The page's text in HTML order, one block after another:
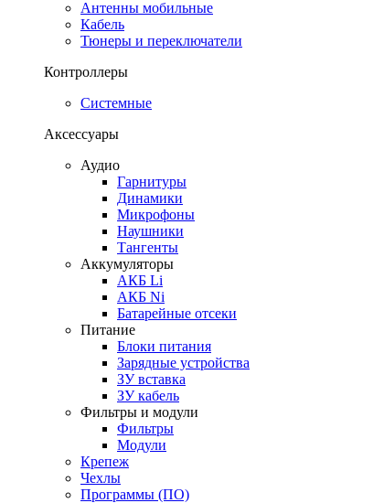
Антенны мобильные
Кабель
Тюнеры и переключатели
Контроллеры
Системные
Аксессуары
Аудио
Гарнитуры
Динамики
Микрофоны
Наушники
Тангенты
Аккумуляторы
АКБ Li
АКБ Ni
Батарейные отсеки
Питание
Блоки питания
Зарядные устройства
ЗУ вставка
ЗУ кабель
Фильтры и модули
Фильтры
Модули
Крепеж
Чехлы
Программы (ПО)